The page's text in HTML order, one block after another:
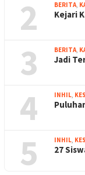
2 BERITA,
Kejari
3 BERITA,
Jadi
4 INHIL,
5 INHIL,
27